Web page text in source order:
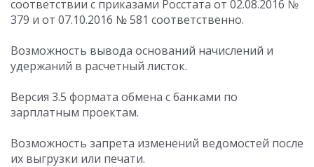
соответствии с приказами Росстата от 02.08.2016 №
379 и от 07.10.2016 № 581 соответственно.
Возможность вывода оснований начислений и
удержаний в расчетный листок.
Версия 3.5 формата обмена с банками по
зарплатным проектам.
Возможность запрета изменений ведомостей после
их выгрузки или печати.